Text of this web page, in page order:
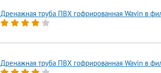
Дренажная труба ПВХ гофрированная Wavin в
Дренажная труба ПВХ гофрированная Wavin в